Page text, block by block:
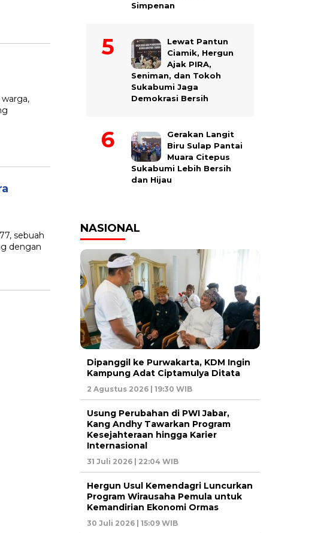
sebuah
dengan
Simpenan
Lewat Pantun
Ciamik, Hergun
Ajak PIRA,
Seniman, dan Tokoh
Sukabumi Jaga
Demokrasi Bersih
Gerakan Langit
Biru Sulap Pantai
Muara Citepus
Sukabumi Lebih Bersih
dan Hijau
NASIONAL
Dipanggil ke Purwakarta, KDM Ingin
Kampung Adat Ciptamulya Ditata
2 Agustus 2026 | 19:30 WIB
Usung Perubahan di PWI Jabar,
Kang Andhy Tawarkan Program
Kesejahteraan hingga Karier
Internasional
31 Juli 2026 | 22:04 WIB
Hergun Usul Kemendagri Luncurkan
Program Wirausaha Pemula untuk
Kemandirian Ekonomi Ormas
30 Juli 2026 | 15:09 WIB